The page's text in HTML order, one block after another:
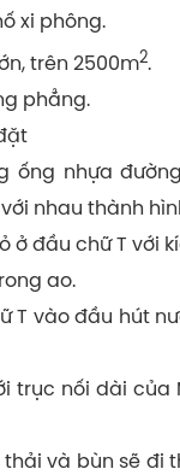
xi phông.
trên 2500m2.
phẳng.
ống nhựa
nhau thành
ở đầu chữ T với
ao.
T vào đầu hút
trục nối dài của
và bùn sẽ đi